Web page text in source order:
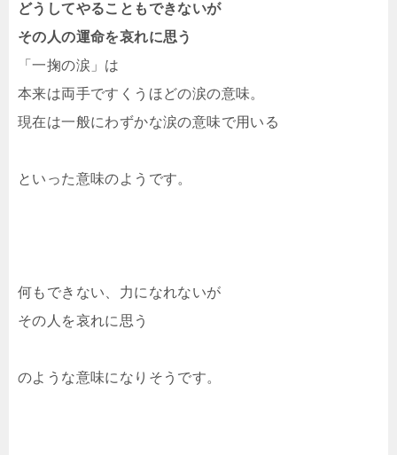
どうしてやることもできないが
その人の運命を哀れに思う
「一掬の涙」は
本来は両手ですくうほどの涙の意味。
現在は一般にわずかな涙の意味で用いる
といった意味のようです。
何もできない、力になれないが
その人を哀れに思う
のような意味になりそうです。